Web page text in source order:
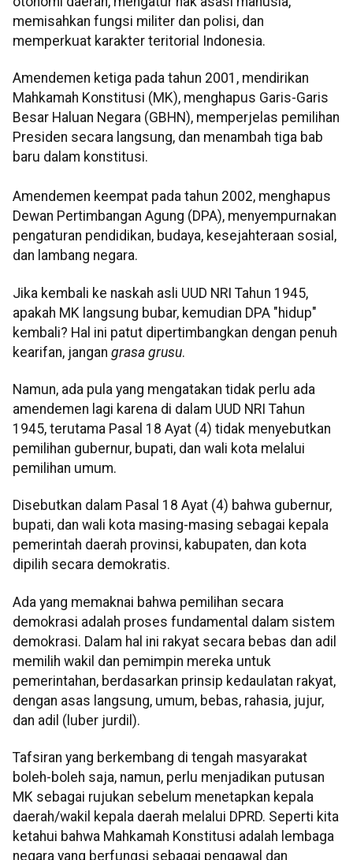
memisahkan fungsi militer dan polisi, dan
memperkuat karakter teritorial Indonesia.
Amendemen ketiga pada tahun 2001, mendirikan
Mahkamah Konstitusi (MK), menghapus Garis-Garis
Besar Haluan Negara (GBHN), memperjelas pemilihan
Presiden secara langsung, dan menambah tiga bab
baru dalam konstitusi.
Amendemen keempat pada tahun 2002, menghapus
Dewan Pertimbangan Agung (DPA), menyempurnakan
pengaturan pendidikan, budaya, kesejahteraan sosial,
dan lambang negara.
Jika kembali ke naskah asli UUD NRI Tahun 1945,
apakah MK langsung bubar, kemudian DPA "hidup"
kembali? Hal ini patut dipertimbangkan dengan penuh
kearifan, jangan grasa grusu.
Namun, ada pula yang mengatakan tidak perlu ada
amendemen lagi karena di dalam UUD NRI Tahun
1945, terutama Pasal 18 Ayat (4) tidak menyebutkan
pemilihan gubernur, bupati, dan wali kota melalui
pemilihan umum.
Disebutkan dalam Pasal 18 Ayat (4) bahwa gubernur,
bupati, dan wali kota masing-masing sebagai kepala
pemerintah daerah provinsi, kabupaten, dan kota
dipilih secara demokratis.
Ada yang memaknai bahwa pemilihan secara
demokrasi adalah proses fundamental dalam sistem
demokrasi. Dalam hal ini rakyat secara bebas dan adil
memilih wakil dan pemimpin mereka untuk
pemerintahan, berdasarkan prinsip kedaulatan rakyat,
dengan asas langsung, umum, bebas, rahasia, jujur,
dan adil (luber jurdil).
Tafsiran yang berkembang di tengah masyarakat
boleh-boleh saja, namun, perlu menjadikan putusan
MK sebagai rujukan sebelum menetapkan kepala
daerah/wakil kepala daerah melalui DPRD. Seperti kita
ketahui bahwa Mahkamah Konstitusi adalah lembaga
negara yang berfungsi sebagai pengawal dan